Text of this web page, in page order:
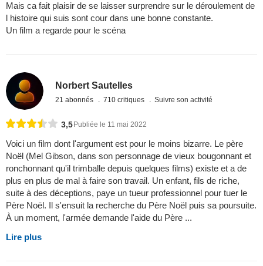
Mais ca fait plaisir de se laisser surprendre sur le déroulement de
l histoire qui suis sont cour dans une bonne constante.
Un film a regarde pour le scéna
Norbert Sautelles
21 abonnés 710 critiques Suivre son activité
3,5 Publiée le 11 mai 2022
Voici un film dont l'argument est pour le moins bizarre. Le père
Noël (Mel Gibson, dans son personnage de vieux bougonnant et
ronchonnant qu'il trimballe depuis quelques films) existe et a de
plus en plus de mal à faire son travail. Un enfant, fils de riche,
suite à des déceptions, paye un tueur professionnel pour tuer le
Père Noël. Il s'ensuit la recherche du Père Noël puis sa poursuite.
À un moment, l'armée demande l'aide du Père ...
Lire plus